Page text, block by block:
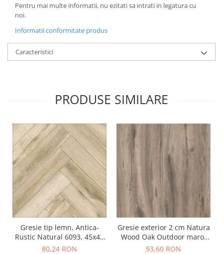
Pentru mai multe informatii, nu ezitati sa intrati in legatura cu
noi.
Informatii conformitate produs
Caracteristici
PRODUSE SIMILARE
Gresie tip lemn, Antica-
Rustic Natural 6093, 45x45
cm, portelanata, bej, finisaj
80,24 RON
Gresie exterior 2 cm Natura
Wood Oak Outdoor maro,
0.73mp/cut
93,60 RON